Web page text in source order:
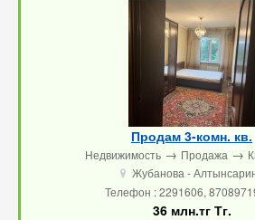
Продам 3-комн. кв.
Недвижимость → Продажа →
u Жубанова -
Телефон : 2291606,
36 млн.тг Тг.